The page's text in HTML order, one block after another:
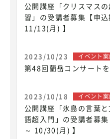
公開講座「クリスマス
習」の受講者募集【申
11/13(月) 】
2023/10/23 イベント案
第48回蘭岳コンサート
2023/10/18 イベント案
公開講座「氷島の言葉
語超入門」の受講者募
～ 10/30(月) 】